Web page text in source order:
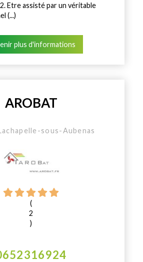
Etre assisté par un véritable
(...)
plus d'informations
AROBAT
sous-Aubenas
(
2
)